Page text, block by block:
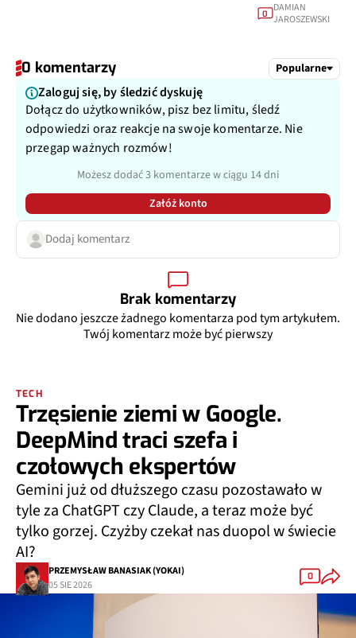
0 DAMIAN
JAROSZEWSKI
0 komentarzy Popularne
Zaloguj się, by śledzić dyskuję
Dołącz do użytkowników, pisz bez limitu, śledź
odpowiedzi oraz reakcje na swoje komentarze. Nie
przegap ważnych rozmów!
Możesz dodać 3 komentarze w ciągu 14 dni
Załóż konto
Dodaj komentarz
Brak komentarzy
Nie dodano jeszcze żadnego komentarza pod tym artykułem.
Twój komentarz może być pierwszy
TECH
Trzęsienie ziemi w Google.
DeepMind traci szefa i
czołowych ekspertów
Gemini już od dłuższego czasu pozostawało w
tyle za ChatGPT czy Claude, a teraz może być
tylko gorzej. Czyżby czekał nas duopol w świecie
AI?
PRZEMYSŁAW BANASIAK (YOKAI)
05 SIE 2026
0